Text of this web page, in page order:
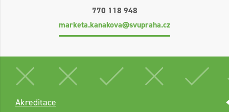
770 118 948
marketa.kanakova@svupraha.cz
Akreditace